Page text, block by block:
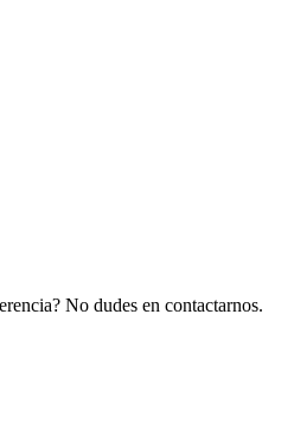
No dudes en contactarnos.